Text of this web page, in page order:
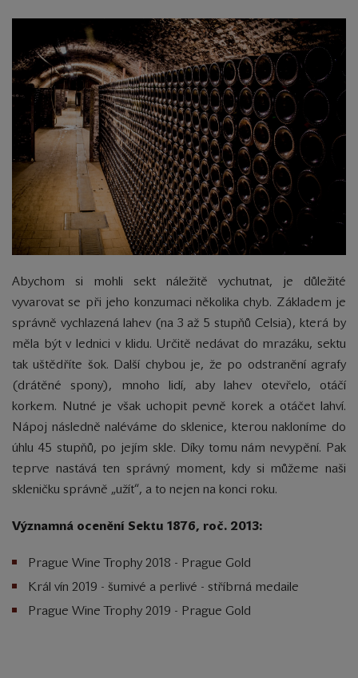
Abychom si mohli sekt náležitě vychutnat, je důležité
vyvarovat se při jeho konzumaci několika chyb. Základem je
správně vychlazená lahev (na 3 až 5 stupňů Celsia), která by
měla být v lednici v klidu. Určitě nedávat do mrazáku, sektu
tak uštědříte šok. Další chybou je, že po odstranění agrafy
(drátěné spony), mnoho lidí, aby lahev otevřelo, otáčí
korkem. Nutné je však uchopit pevně korek a otáčet lahví.
Nápoj následně naléváme do sklenice, kterou nakloníme do
úhlu 45 stupňů, po jejím skle. Díky tomu nám nevypění. Pak
teprve nastává ten správný moment, kdy si můžeme naši
skleničku správně „užít“, a to nejen na konci roku.
Významná ocenění Sektu 1876, roč. 2013:
Prague Wine Trophy 2018 - Prague Gold
Král vín 2019 - šumivé a perlivé - stříbrná medaile
Prague Wine Trophy 2019 - Prague Gold